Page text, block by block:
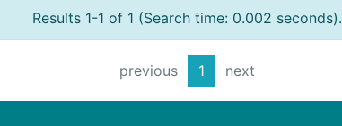
Results 1-1 of 1 (Search time: 0.002 seconds).
previous 1 next